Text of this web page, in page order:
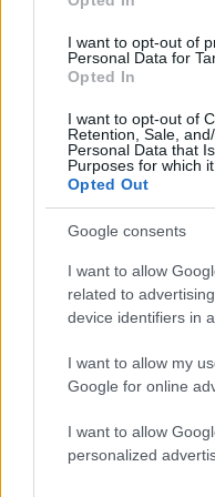
I want to opt-out of
Personal Data for
Opted In
I want to opt-out of
Retention, Sale,
Personal Data that
Purposes for which
Opted Out
Google consents
I want to allow
related to
device identifiers in
I want to allow my
Google for online
I want to allow
personalized
στοχεύουν και το
κόμματα.
Η προσέγγιση των
αποτελεί
«στοίχημα» για όλα
Πως θα την
Το τι πρέπει να
εύκολο να το πει
Μπορεί όμως να πει,
πολιτικές δυνάμεις…